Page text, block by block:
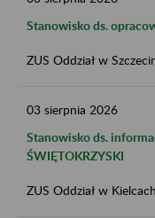
Stanowisko ds.
ZUS Oddział w
03 sierpnia 2026
Stanowisko ds.
ŚWIĘTOKRZYSKI
ZUS Oddział w Kielcach